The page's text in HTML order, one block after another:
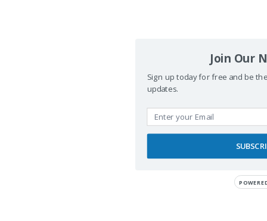
© 2026 Viajeros Sin Límite -. Funciona gracias a
Join Our
Sign up today for free and be
updates.